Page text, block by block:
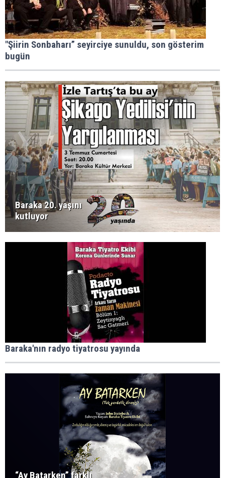
"Şiirin Sonbaharı” seyirciye sunuldu, son gösterim
bugün
Baraka 20. yaşını
kutluyor
Baraka'nın radyo tiyatrosu yayında
“Ay Batarken” farklı